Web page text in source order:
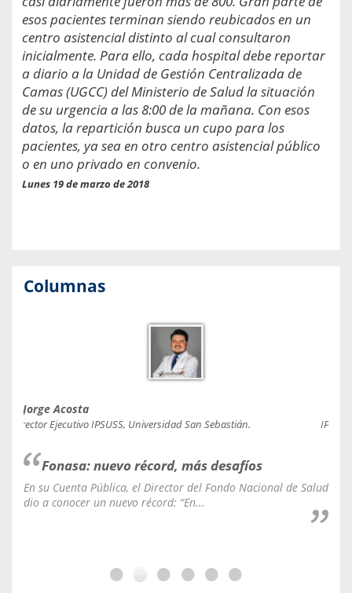
esos pacientes terminan siendo reubicados en un
centro asistencial distinto al cual consultaron
inicialmente. Para ello, cada hospital debe reportar
a diario a la Unidad de Gestión Centralizada de
Camas (UGCC) del Ministerio de Salud la situación
de su urgencia a las 8:00 de la mañana. Con esos
datos, la repartición busca un cupo para los
pacientes, ya sea en otro centro asistencial público
o en uno privado en convenio.
Lunes 19 de marzo de 2018
Columnas
Jorge Acosta
Director Ejecutivo IPSUSS, Universidad San Sebastián.
Fonasa: nuevo récord, más desafíos
En su Cuenta Pública, el Director del Fondo Nacional de Salud
dio a conocer un nuevo récord: “En...